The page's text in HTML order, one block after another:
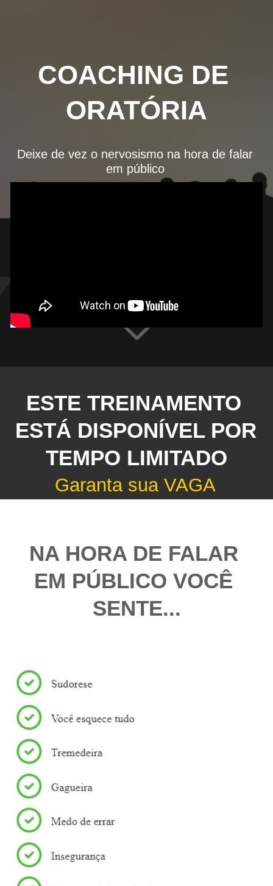
COACHING DE
ORATÓRIA
Deixe de vez o nervosismo na hora de falar
em público
ESTE TREINAMENTO
ESTÁ DISPONÍVEL POR
TEMPO LIMITADO
Garanta sua VAGA
NA HORA DE FALAR
EM PÚBLICO VOCÊ
SENTE...